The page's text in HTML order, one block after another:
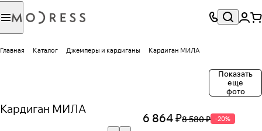
Главная Каталог Джемперы и кардиганы Кардиган МИЛА
Показать
еще
фото
Кардиган МИЛА
6 864 ₽8 580 ₽ -20%